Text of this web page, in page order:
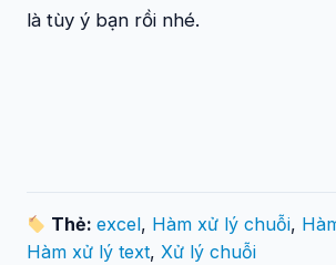
là tùy ý bạn rồi nhé.
Thẻ:excel, Hàm xử lý chuỗi,
Hàm xử lý text, Xử lý chuỗi